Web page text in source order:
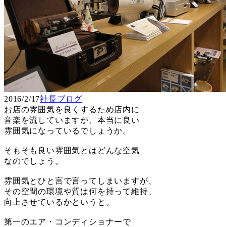
2016/2/17社長ブログ
お店の雰囲気を良くするため店内に
音楽を流していますが、本当に良い
雰囲気になっているでしょうか。
そもそも良い雰囲気とはどんな空気
なのでしょう。
雰囲気とひと言で言ってしまいますが、
その空間の環境や質は何を持って維持、
向上させているかというと。
第一のエア・コンディショナーで